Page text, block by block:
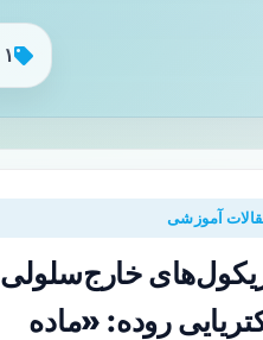
۱ مطلب
آموزشی
خارج‌سلولی
روده: «ماده